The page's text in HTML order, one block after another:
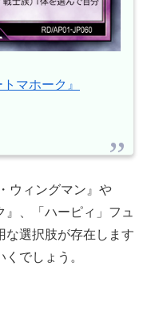
マホーク』
ウィングマン』や
』、「ハーピィ」フュ
な選択肢が存在します
でしょう。